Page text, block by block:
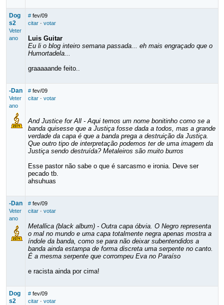
Dog
s2
Veter
ano
# fev/09
citar· votar
Luis Guitar
Eu li o blog inteiro semana passada... eh mais engraçado que o
Humortadela...
graaaaande feito..
-Dan
Veter
ano
# fev/09
citar· votar
And Justice for All - Aqui temos um nome bonitinho como se a
banda quisesse que a Justiça fosse dada a todos, mas a grande
verdade da capa é que a banda prega a destruição da Justiça.
Que outro tipo de interpretação podemos ter de uma imagem da
Justiça sendo destruída? Metaleiros são muito burros
Esse pastor não sabe o que é sarcasmo e ironia. Deve ser
pecado tb.
ahsuhuas
-Dan
Veter
ano
# fev/09
citar· votar
Metallica (black album) - Outra capa óbvia. O Negro representa
o mal no mundo e uma capa totalmente negra apenas mostra a
índole da banda, como se para não deixar subentendidos a
banda ainda estampa de forma discreta uma serpente no canto.
É a mesma serpente que corrompeu Eva no Paraíso
e racista ainda por cima!
Dog
s2
# fev/09
citar· votar